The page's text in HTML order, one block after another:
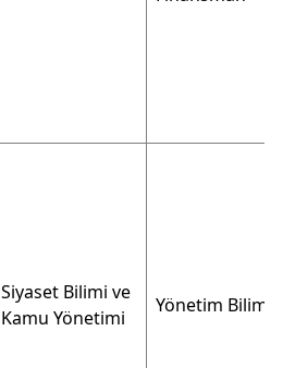
Siyaset Bilimi ve
Kamu Yönetimi
Yönetim